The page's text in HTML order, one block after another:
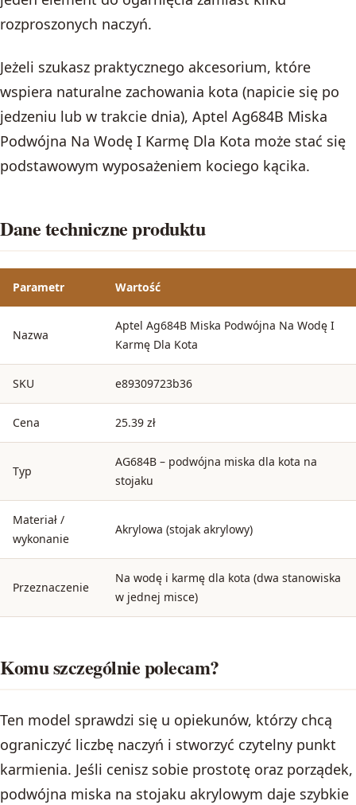
rozproszonych naczyń.
Jeżeli szukasz praktycznego akcesorium, które
wspiera naturalne zachowania kota (napicie się po
jedzeniu lub w trakcie dnia), Aptel Ag684B Miska
Podwójna Na Wodę I Karmę Dla Kota może stać się
podstawowym wyposażeniem kociego kącika.
Dane techniczne produktu
Parametr Wartość
Nazwa
Aptel Ag684B Miska Podwójna Na Wodę I
Karmę Dla Kota
SKU e89309723b36
Cena 25.39 zł
Typ
AG684B – podwójna miska dla kota na
stojaku
Materiał /
wykonanie
Akrylowa (stojak akrylowy)
Przeznaczenie
Na wodę i karmę dla kota (dwa stanowiska
w jednej misce)
Komu szczególnie polecam?
Ten model sprawdzi się u opiekunów, którzy chcą
ograniczyć liczbę naczyń i stworzyć czytelny punkt
karmienia. Jeśli cenisz sobie prostotę oraz porządek,
podwójna miska na stojaku akrylowym daje szybkie